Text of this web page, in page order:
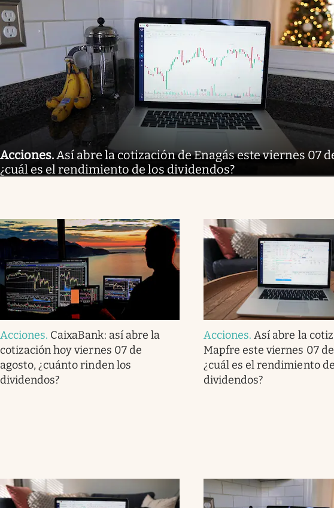
Acciones.Así abre la cotización de Enagás este viernes 07
¿cuál es el rendimiento de los dividendos?
Acciones. CaixaBank: así abre la
cotización hoy viernes 07 de
agosto, ¿cuánto rinden los
dividendos?
Acciones.Así abre la
Mapfre este viernes 07
¿cuál es el rendimiento
dividendos?